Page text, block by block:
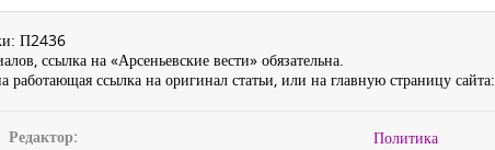
П2436
ссылка на «Арсеньевские вести» обязательна.
работающая ссылка на оригинал статьи, или на главную страницу сайта:
Редактор:
Политика